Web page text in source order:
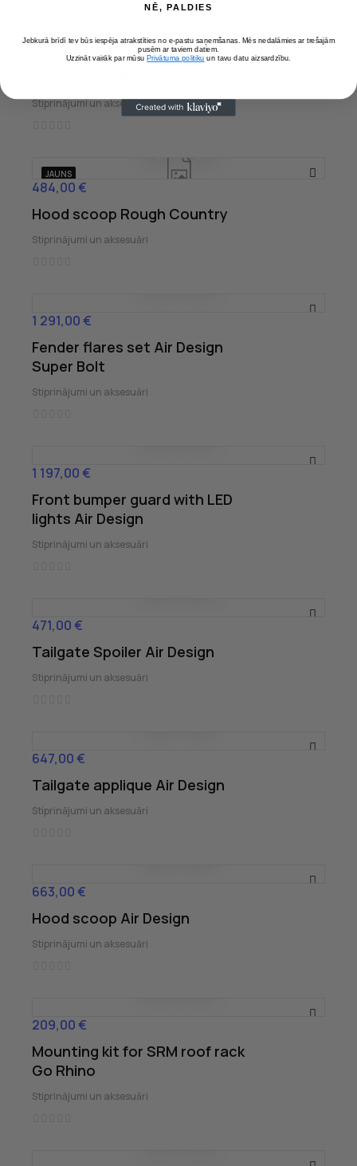
JAUNS
484,00 €
Stiprinājumi un aksesuāri
JAUNS
Cena
484,00 €
Hood scoop Rough Country
Stiprinājumi un aksesuāri
Cena
1 291,00 €
Fender flares set Air Design
Super Bolt
Stiprinājumi un aksesuāri
Cena
1 197,00 €
Front bumper guard with LED
lights Air Design
Stiprinājumi un aksesuāri
Cena
471,00 €
Tailgate Spoiler Air Design
Stiprinājumi un aksesuāri
Cena
647,00 €
Tailgate applique Air Design
Stiprinājumi un aksesuāri
Cena
663,00 €
Hood scoop Air Design
Stiprinājumi un aksesuāri
Cena
209,00 €
Mounting kit for SRM roof rack
Go Rhino
Stiprinājumi un aksesuāri
NĒ, PALDIES
Jebkurā brīdī tev būs iespēja atrakstīties no e-pastu saņemšanas. Mēs nedalāmies ar trešajām
pusēm ar taviem datiem.
Uzzināt vairāk par mūsuPrivātuma politiku un tavu datu aizsardzību.